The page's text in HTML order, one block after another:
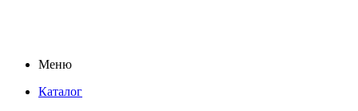
Меню
Каталог